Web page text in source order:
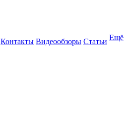
Контакты Видеообзоры Статьи Ещё